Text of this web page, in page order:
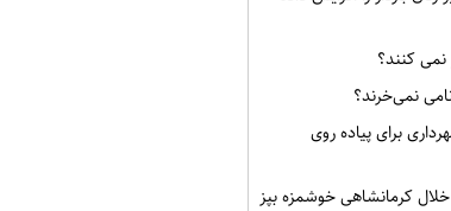
نمی کنند؟
نمی‌خرند؟
برای پیاده روی
کرمانشاهی خوشمزه بپز